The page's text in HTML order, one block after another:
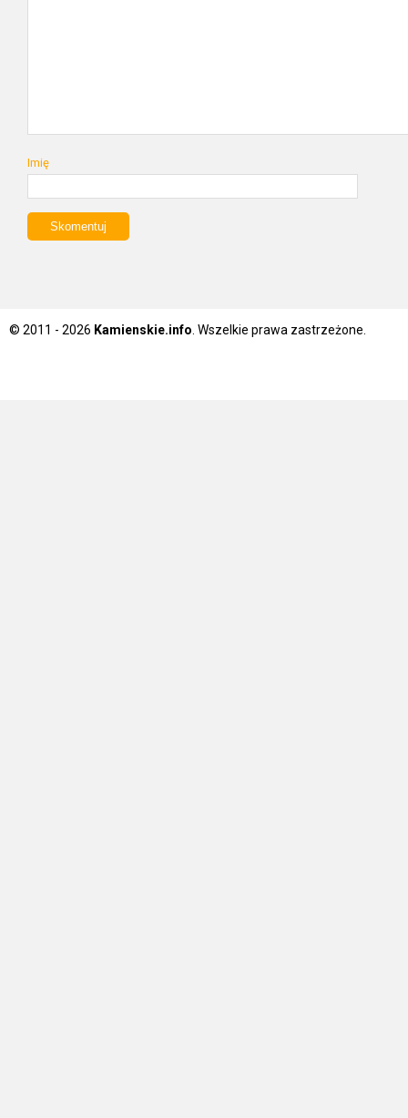
Imię
© 2011 - 2026 Kamienskie.info . Wszelkie prawa zastrzeżone.